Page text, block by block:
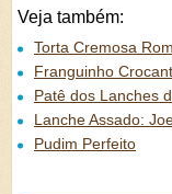
Veja também:
Torta Cremosa
Franguinho
Patê dos Lanches
Lanche Assado:
Pudim Perfeito